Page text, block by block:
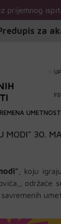
ispita -
za
UMETNOST
MODI” 30.
, koju
održaće
savremenih